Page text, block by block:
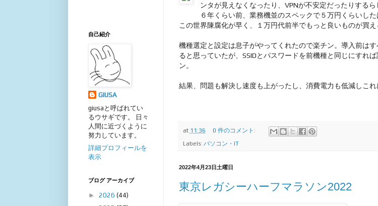
ンタが見えなくなったり、VPNが不安定だったりする
６年くらい前、業務機並のスペックで５万円くらいし
この世界陳腐化が早く、１万円代前半でもっと良いものが買え
機種選定と設定は息子がやってくれたので楽チン。導入前は
ると思っていたが、SSIDとパスワードを前機種と同じにすれ
ン。
結果、問題も解決し速度も上がったし、消費電力も低減しこれ
at 11:36
0 件のコメント:
Labels: パソコン・IT
2022年4月23日土曜日
東京レガシーハーフマラソン2022
自己紹介
GIUSA
giusaと呼ばれてい
るウサギです。 日々
人間に近づくように
努力しています。
詳細プロフィールを
表示
ブログ アーカイブ
► 2026 (44)